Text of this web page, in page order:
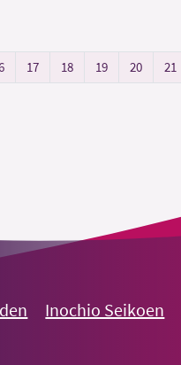
17 18 19 20 21
Inochio Seikoen